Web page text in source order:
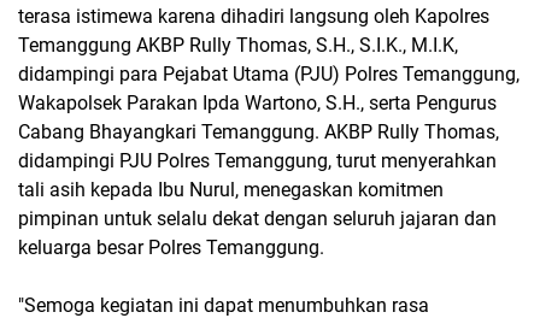
terasa istimewa karena dihadiri langsung oleh Kapolres
Temanggung AKBP Rully Thomas, S.H., S.I.K., M.I.K,
didampingi para Pejabat Utama (PJU) Polres Temanggung,
Wakapolsek Parakan Ipda Wartono, S.H., serta Pengurus
Cabang Bhayangkari Temanggung. AKBP Rully Thomas,
didampingi PJU Polres Temanggung, turut menyerahkan
tali asih kepada Ibu Nurul, menegaskan komitmen
pimpinan untuk selalu dekat dengan seluruh jajaran dan
keluarga besar Polres Temanggung.
"Semoga kegiatan ini dapat menumbuhkan rasa